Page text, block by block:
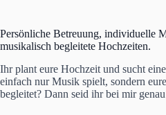
Persönliche Betreuung, individuelle
musikalisch begleitete Hochzeiten.
Ihr plant eure Hochzeit und sucht
einfach nur Musik spielt, sondern
begleitet? Dann seid ihr bei mir